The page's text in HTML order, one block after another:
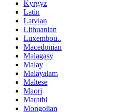
Kyrgyz
Latin
Latvian
Lithuanian
Luxembou..
Macedonian
Malagasy
Malay
Malayalam
Maltese
Maori
Marathi
Mongolian